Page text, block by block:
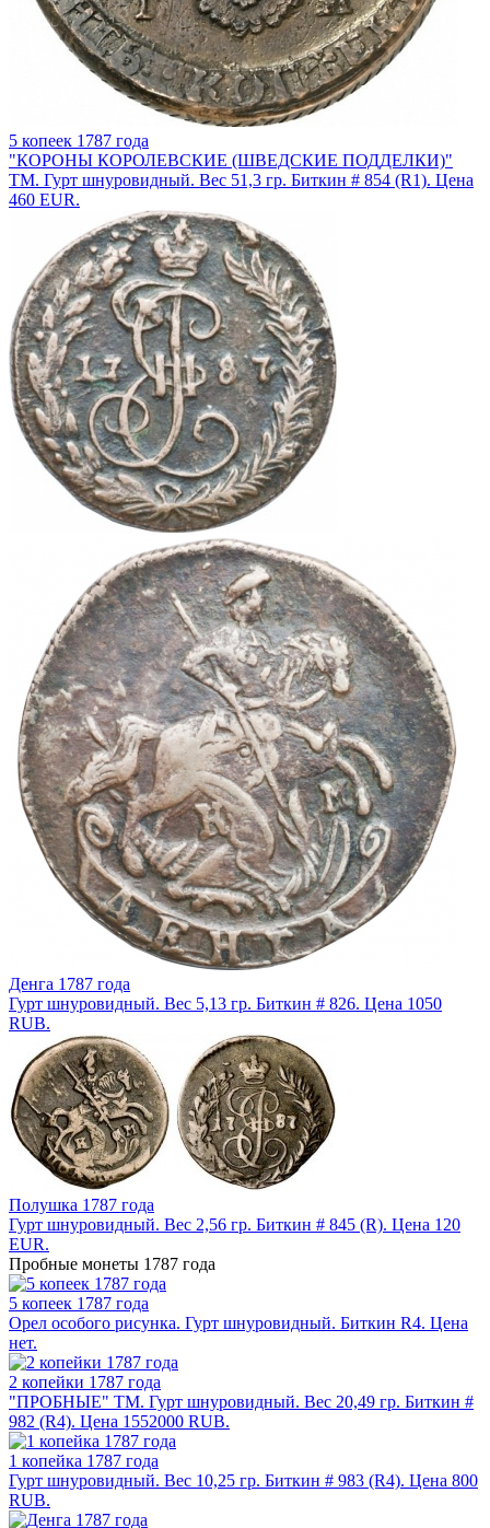
5 копеек 1787 года
"КОРОНЫ КОРОЛЕВСКИЕ (ШВЕДСКИЕ ПОДДЕЛКИ)"
ТМ. Гурт шнуровидный. Вес 51,3 гр. Биткин # 854 (R1). Цена
460 EUR.
Денга 1787 года
Гурт шнуровидный. Вес 5,13 гр. Биткин # 826. Цена 1050
RUB.
Полушка 1787 года
Гурт шнуровидный. Вес 2,56 гр. Биткин # 845 (R). Цена 120
EUR.
Пробные монеты 1787 года
5 копеек 1787 года
Орел особого рисунка. Гурт шнуровидный. Биткин R4. Цена
нет.
2 копейки 1787 года
"ПРОБНЫЕ" ТМ. Гурт шнуровидный. Вес 20,49 гр. Биткин #
982 (R4). Цена 1552000 RUB.
1 копейка 1787 года
Гурт шнуровидный. Вес 10,25 гр. Биткин # 983 (R4). Цена 800
RUB.